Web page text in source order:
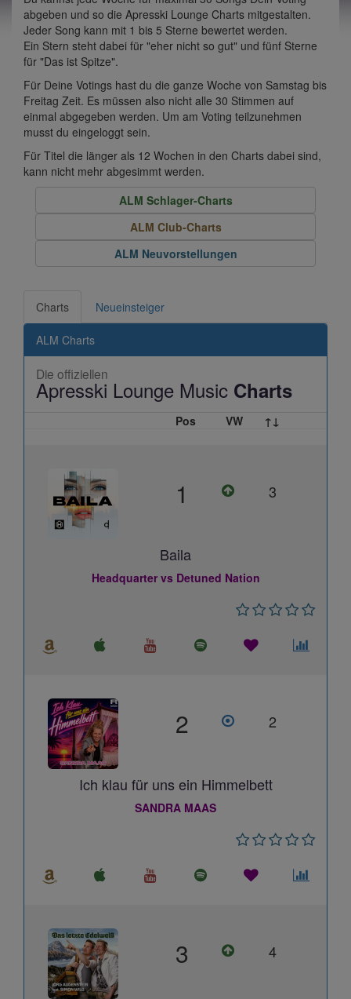
abgeben und so die Apresski Lounge Charts mitgestalten.
Jeder Song kann mit 1 bis 5 Sterne bewertet werden.
Ein Stern steht dabei für "eher nicht so gut" und fünf Sterne
für "Das ist Spitze".
Für Deine Votings hast du die ganze Woche von Samstag bis
Freitag Zeit. Es müssen also nicht alle 30 Stimmen auf
einmal abgegeben werden. Um am Voting teilzunehmen
musst du eingeloggt sein.
Für Titel die länger als 12 Wochen in den Charts dabei sind,
kann nicht mehr abgesimmt werden.
ALM Schlager-Charts
ALM Club-Charts
ALM Neuvorstellungen
Charts Neueinsteiger
ALM Charts
Die offiziellen
Apresski Lounge Music Charts
Pos VW ↑↓
1 3
Baila
Headquarter vs Detuned Nation
2 2
Ich klau für uns ein Himmelbett
SANDRA MAAS
3 4